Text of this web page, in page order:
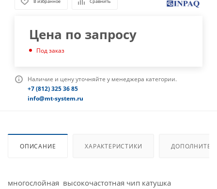
В избранное Сравнить
Цена по запросу
Под заказ
Наличие и цену уточняйте у менеджера категории.
+7 (812) 325 36 85
info@mt-system.ru
ОПИСАНИЕ ХАРАКТЕРИСТИКИ
многослойная высокочастотная чип катушка